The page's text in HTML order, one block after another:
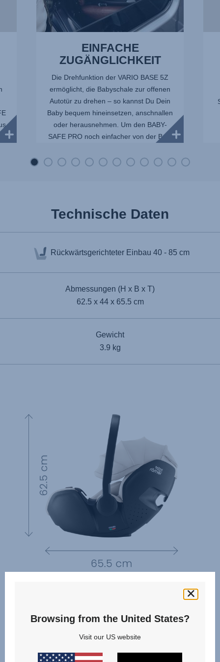
EINFACHE
ZUGÄNGLICHKEIT
Die Drehfunktion der VARIO BASE 5Z
ermöglicht, die Babyschale zur offenen
Autotür zu drehen – so kannst Du Dein
Baby bequem hineinsetzen, anschnallen
oder herausnehmen. Um den BABY-
SAFE PRO noch einfacher von der Ba...
Technische Daten
Rückwärtsgerichteter Einbau 40 - 85 cm
Abmessungen (H x B x T)
62.5 x 44 x 65.5 cm
Gewicht
3.9 kg
Browsing from the United States?
Visit our US website